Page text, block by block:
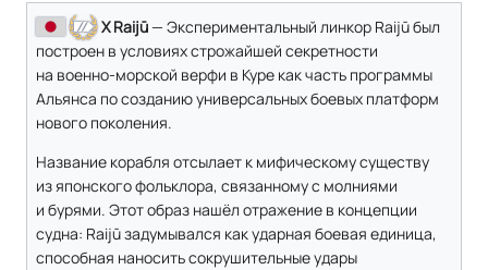
X Raijū— Экспериментальный линкор Raijū был
построен в условиях строжайшей секретности
на военно-морской верфи в Куре как часть программы
Альянса по созданию универсальных боевых платформ
нового поколения.
Название корабля отсылает к мифическому существу
из японского фольклора, связанному с молниями
и бурями. Этот образ нашёл отражение в концепции
судна: Raijū задумывался как ударная боевая единица,
способная наносить сокрушительные удары